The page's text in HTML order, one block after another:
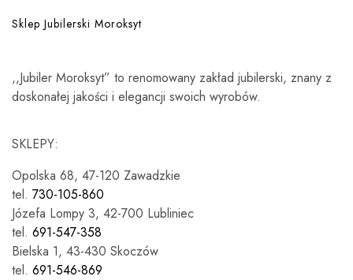
Sklep Jubilerski Moroksyt
,,Jubiler Moroksyt” to renomowany zakład jubilerski, znany z
doskonałej jakości i elegancji swoich wyrobów.
SKLEPY:
Opolska 68, 47-120 Zawadzkie
tel. 730-105-860
Józefa Lompy 3, 42-700 Lubliniec
tel. 691-547-358
Bielska 1, 43-430 Skoczów
tel. 691-546-869